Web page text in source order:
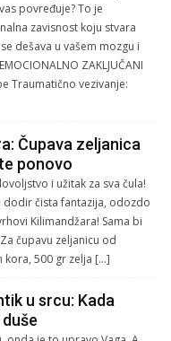
povređuje? To je
zavisnost koju stvara
dešava u vašem mozgu i
ZAKLJUČANI
Traumatično vezivanje:
Čupava zeljanica
ponovo
i užitak za sva čula!
dodir čista fantazija, odozdo
Kilimandžara! Sama bi
čupavu zeljanicu od
kora, 500 gr zelja […]
u srcu: Kada